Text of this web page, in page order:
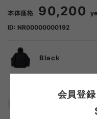
本体価格 90,200
ID: NR00000000192
Black
この商品
会員登